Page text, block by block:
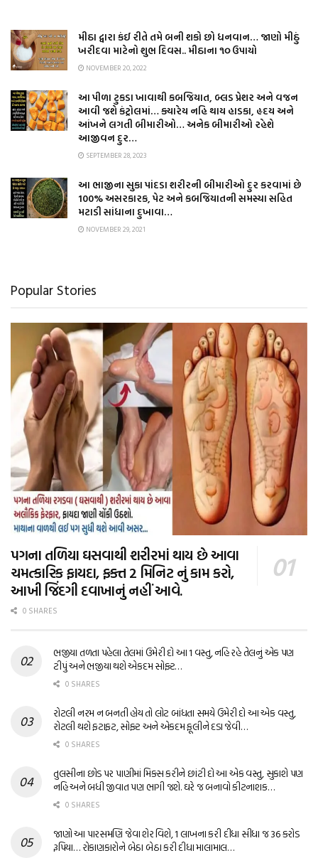
મીઠા દ્વારા કંઈ રીતે તમે બની શકો છો ધનવાન… જાણો મીઠું
ખરીદવા માટેનો શુભ દિવસ.. મીઠાના ૧૦ ઉપાયો
NOVEMBER 20, 2022
આ પીળા ટુકડા ખાવાથી કબજિયાત, બ્લડ પ્રેશર અને વજન
આવી જશે કંટ્રોલમાં… ક્યારેય નહિ થાય હાડકા, હૃદય અને
આંખને લગતી બીમારીઓ… અનેક બીમારીઓ રહેશે
આજીવન દુર…
SEPTEMBER 28, 2023
આ ભાજીના સુકા પાંદડા શરીરની બીમારીઓ દુર કરવામાં છે
100% અસરકારક, પેટ અને કબજિયાતની સમસ્યા સહિત
મટાડી સાંધાના દુખાવા…
NOVEMBER 29, 2021
Popular Stories
પગના તળિયા ઘસવાથી શરીરમાં થાય છે આવા
ચમત્કારિક ફાયદા, ફક્ત 2 મિનિટ નું કામ કરો,
આખી જિંદગી દવાખાનું નહીં આવે.
0 SHARES
ભજીયા તળતા પહેલા તેલમાં ઉમેરી દો આ 1 વસ્તુ, નહિ રહે તેલનું એક પણ
ટીપું અને ભજીયા થશે એકદમ સોફ્ટ…
0 SHARES
રોટલી નરમ ન બનતી હોય તો લોટ બાંધતા સમયે ઉમેરી દો આ એક વસ્તુ,
રોટલી થશે ફટાફટ, સોફ્ટ અને એકદમ ફૂલીને દડા જેવી…
0 SHARES
તુલસીના છોડ પર પાણીમાં મિક્સ કરીને છાંટી દો આ એક વસ્તુ, સુકાશે પણ
નહિ અને બધી જીવાત પણ ભાગી જશે. ઘરે જ બનાવો કીટનાશક…
0 SHARES
જાણો આ પારસમણિ જેવા શેર વિશે, 1 લાખના કરી દીધા સીધા જ 36 કરોડ
રૂપિયા… રોકાણકારોને બેઠા બેઠા કરી દીધા માલામાલ…